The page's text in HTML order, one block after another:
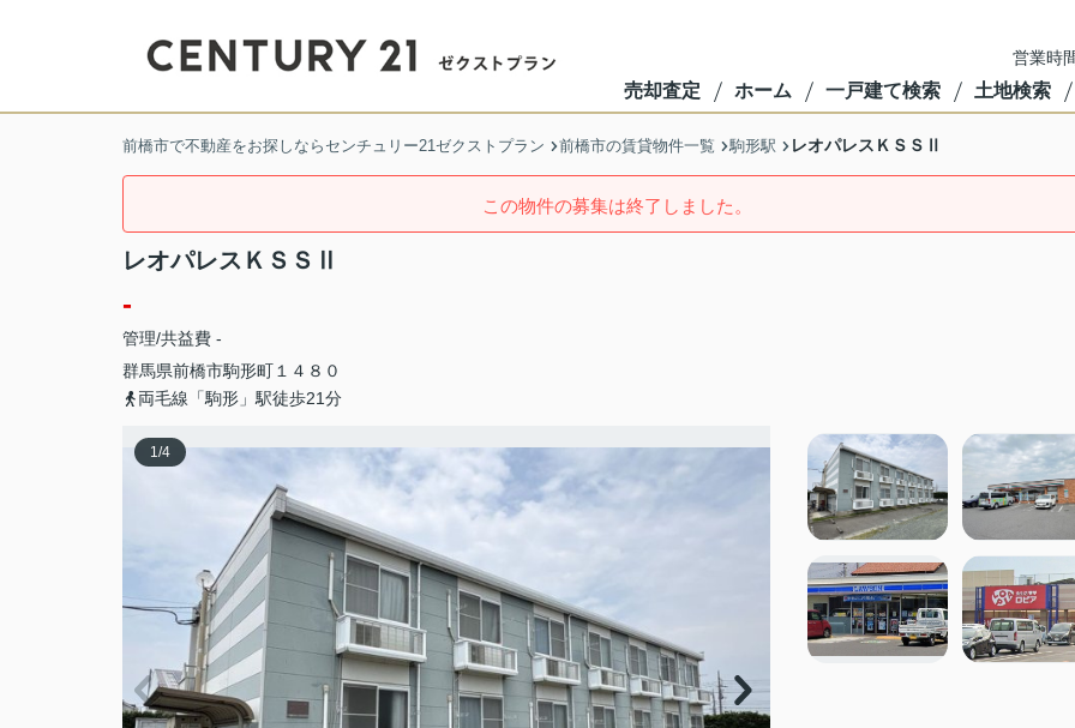
営業時
売却査定 ホーム 一戸建て検索 土地検索
前橋市で不動産をお探しならセンチュリー21ゼクストプラン 前橋市の賃貸物件一覧 駒形駅 レオパレスＫＳＳⅡ
この物件の募集は終了しました。
レオパレスＫＳＳⅡ
-
管理/共益費 -
群馬県前橋市駒形町 １４８０
両毛線「駒形」駅徒歩21分
1/4